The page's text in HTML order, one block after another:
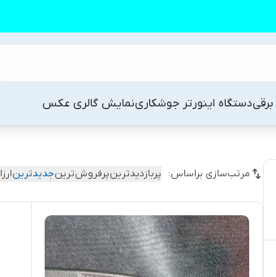
برقیدستگاه اینورتر جوشکارینمایش گالری عکس
مرتب‌سازی براساس: پربازدیدترینپرفروش‌ترینجدیدترین